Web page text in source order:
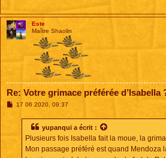
Este
Maître Shaolin
Re: Votre grimace préférée d’Isabella
M17 06 2020, 09:37
yupanqui a écrit :
Plusieurs fois Isabella fait la moue, la
Mon passage préféré est quand Mendoza